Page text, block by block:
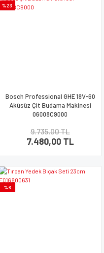
%23
Bosch Professional GHE 18V-60
Aküsüz Çit Budama Makinesi
06008C9000
9.735,00 TL
7.480,00 TL
%6